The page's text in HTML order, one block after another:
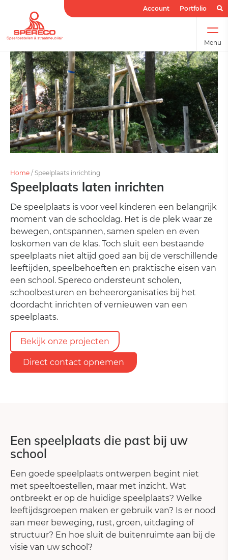
Account Portfolio
Menu
Home / Speelplaats inrichting
Speelplaats laten inrichten
De speelplaats is voor veel kinderen een belangrijk
moment van de schooldag. Het is de plek waar ze
bewegen, ontspannen, samen spelen en even
loskomen van de klas. Toch sluit een bestaande
speelplaats niet altijd goed aan bij de verschillende
leeftijden, speelbehoeften en praktische eisen van
een school. Spereco ondersteunt scholen,
schoolbesturen en beheerorganisaties bij het
doordacht inrichten of vernieuwen van een
speelplaats.
Bekijk onze projecten
Direct contact opnemen
Een speelplaats die past bij uw
school
Een goede speelplaats ontwerpen begint niet
met speeltoestellen, maar met inzicht. Wat
ontbreekt er op de huidige speelplaats? Welke
leeftijdsgroepen maken er gebruik van? Is er nood
aan meer beweging, rust, groen, uitdaging of
structuur? En hoe sluit de buitenruimte aan bij de
visie van uw school?